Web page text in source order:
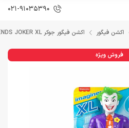
021-91035390
اکشن فیگور اکشن فیگور جوکر IMAGINEXT DC SUPER FRIENDS JOKER XL
فروش ویژه